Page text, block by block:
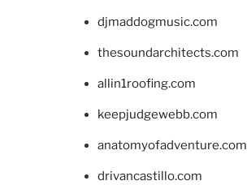
djmaddogmusic.com
thesoundarchitects.com
allin1roofing.com
keepjudgewebb.com
anatomyofadventure.com
drivancastillo.com